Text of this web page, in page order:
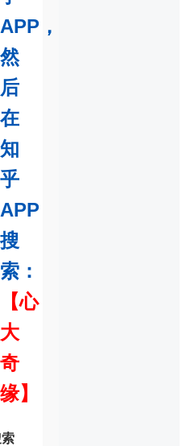
APP，
然
后
在
知
乎
APP
搜
索：
【心
大
奇
缘】